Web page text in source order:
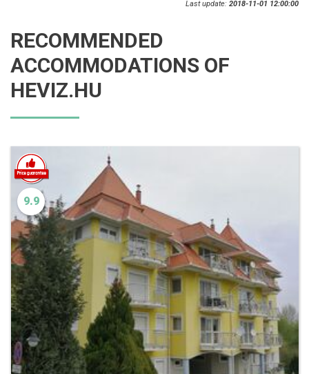
Last update: 2018-11-01 12:00:00
RECOMMENDED
ACCOMMODATIONS OF
HEVIZ.HU
9.9